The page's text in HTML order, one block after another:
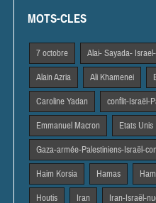
MOTS-CLES
7 octobre Alai- Sayada-
Alain Azria Ali Khamenei
Caroline Yadan conflit-Israël-
Emmanuel Macron Etats Unis
Gaza-armée-Palestiniens-Israël-
Haim Korsia Hamas
Houtis Iran Iran-Israël-